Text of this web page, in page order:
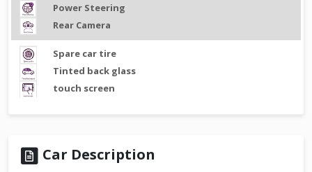
Power Steering
Rear Camera
Spare car tire
Tinted back glass
touch screen
Car Description